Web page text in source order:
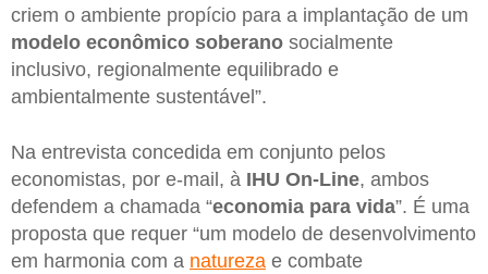
criem o ambiente propício para a implantação de um
modelo econômico soberano socialmente
inclusivo, regionalmente equilibrado e
ambientalmente sustentável”.
Na entrevista concedida em conjunto pelos
economistas, por e-mail, à IHU On-Line, ambos
defendem a chamada “economia para vida”. É uma
proposta que requer “um modelo de desenvolvimento
em harmonia com a natureza e combate